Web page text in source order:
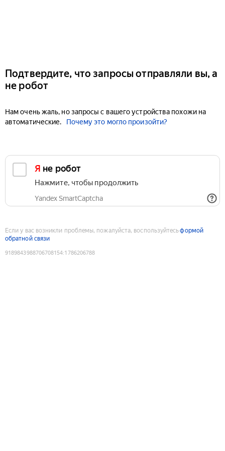
Подтвердите, что запросы отправляли вы, а
не робот
Нам очень жаль, но запросы с вашего устройства похожи на
автоматические.
Почему это могло произойти?
Я не робот
Нажмите, чтобы продолжить
Yandex SmartCaptcha
Если у вас возникли проблемы, пожалуйста, воспользуйтесьформой
обратной связи
9189843988706708154:1786206788